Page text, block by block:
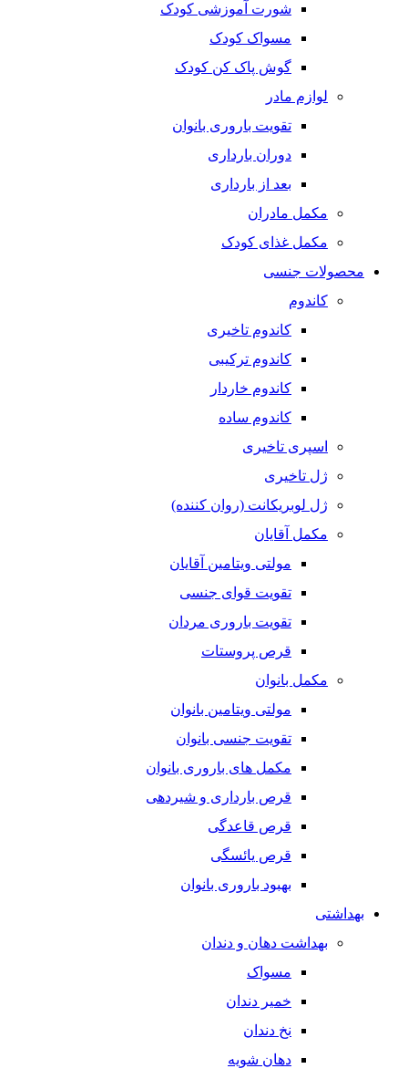
شورت آموزشی کودک
مسواک کودک
گوش پاک کن کودک
لوازم مادر
تقویت باروری بانوان
دوران بارداری
بعد از بارداری
مکمل مادران
مکمل غذای کودک
محصولات جنسی
کاندوم
کاندوم تاخیری
کاندوم ترکیبی
کاندوم خاردار
کاندوم ساده
اسپری تاخیری
ژل تاخیری
ژل لوبریکانت (روان کننده)
مکمل آقایان
مولتی ویتامین آقایان
تقویت قوای جنسی
تقویت باروری مردان
قرص پروستات
مکمل بانوان
مولتی ویتامین بانوان
تقویت جنسی بانوان
مکمل های باروری بانوان
قرص بارداری و شیردهی
قرص قاعدگی
قرص یائسگی
بهبود باروری بانوان
بهداشتی
بهداشت دهان و دندان
مسواک
خمیر دندان
نخ دندان
دهان شویه